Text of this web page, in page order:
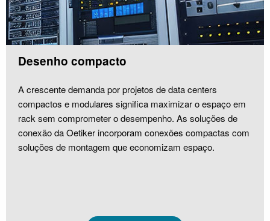
Desenho compacto
A crescente demanda por projetos de data centers
compactos e modulares significa maximizar o espaço em
rack sem comprometer o desempenho. As soluções de
conexão da Oetiker incorporam conexões compactas com
soluções de montagem que economizam espaço.